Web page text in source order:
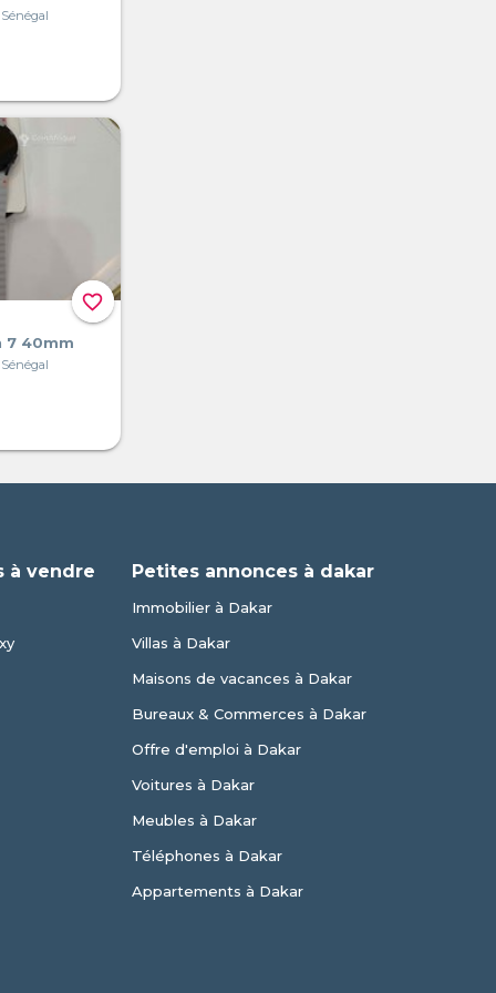
favorite_border
7 40mm
à vendre Petites annonces à dakar
Immobilier à Dakar
Villas à Dakar
Maisons de vacances à Dakar
Bureaux & Commerces à Dakar
Offre d'emploi à Dakar
Voitures à Dakar
Meubles à Dakar
Téléphones à Dakar
Appartements à Dakar